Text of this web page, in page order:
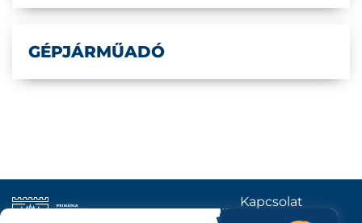
GÉPJÁRMŰADÓ
Kapcsolat